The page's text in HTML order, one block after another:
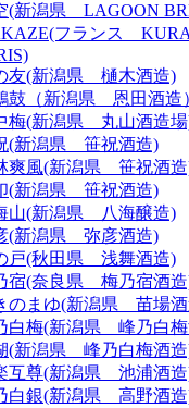
(新潟県 LAGOON
フランス
友(新潟県 樋木酒造)
鼓（新潟県 恩田酒造
梅(新潟県 丸山酒造
(新潟県 笹祝酒造)
爽風(新潟県 笹祝酒
(新潟県 笹祝酒造)
山(新潟県 八海醸造)
(新潟県 弥彦酒造)
戸(秋田県 浅舞酒造)
宿(奈良県 梅乃宿酒
のまゆ(新潟県 苗場
白梅(新潟県 峰乃白
(新潟県 峰乃白梅酒
互尊(新潟県 池浦酒
白銀(新潟県 高野酒